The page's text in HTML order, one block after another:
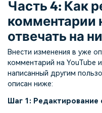
Часть 4: Как
комментарии
отвечать на
Внести изменения в уже
комментарий на YouTube
написанный другим
описан ниже:
Шаг 1: